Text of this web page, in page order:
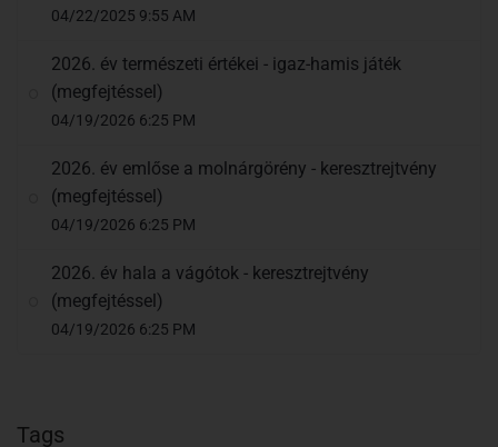
04/22/2025 9:55 AM
2026. év természeti értékei - igaz-hamis játék
(megfejtéssel)
04/19/2026 6:25 PM
2026. év emlőse a molnárgörény - keresztrejtvény
(megfejtéssel)
04/19/2026 6:25 PM
2026. év hala a vágótok - keresztrejtvény
(megfejtéssel)
04/19/2026 6:25 PM
Tags